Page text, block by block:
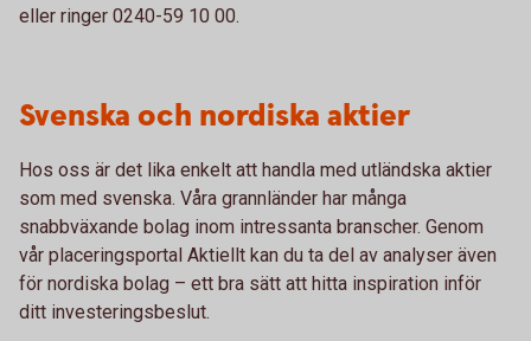
eller ringer 0240-59 10 00.
Svenska och nordiska aktier
Hos oss är det lika enkelt att handla med utländska aktier
som med svenska. Våra grannländer har många
snabbväxande bolag inom intressanta branscher. Genom
vår placeringsportal Aktiellt kan du ta del av analyser även
för nordiska bolag – ett bra sätt att hitta inspiration inför
ditt investeringsbeslut.